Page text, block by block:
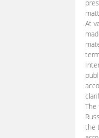
At
The
the